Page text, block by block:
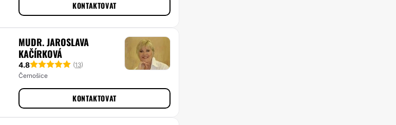
KONTAKTOVAT
MUDR. JAROSLAVA
KAČÍRKOVÁ
4.8 (13)
Černošice
KONTAKTOVAT